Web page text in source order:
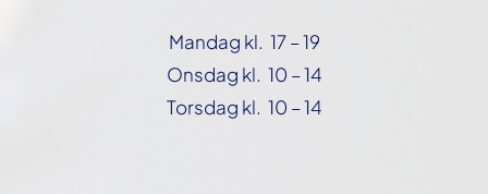
Mandag kl. 17 – 19
Onsdag kl. 10 – 14
Torsdag kl. 10 – 14